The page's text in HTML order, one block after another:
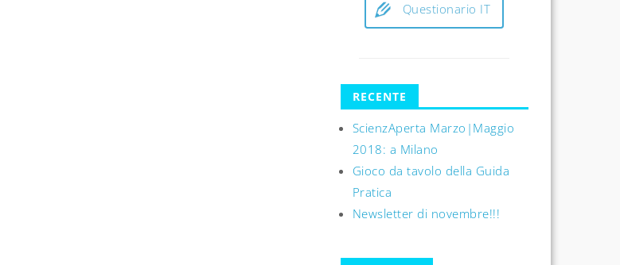
Questionario IT
RECENTE
ScienzAperta Marzo|Maggio
2018: a Milano
Gioco da tavolo della Guida
Pratica
Newsletter di novembre!!!